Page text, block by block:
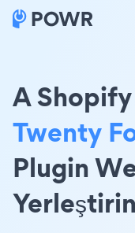
A
Twenty
Plugin
Yerleştirin